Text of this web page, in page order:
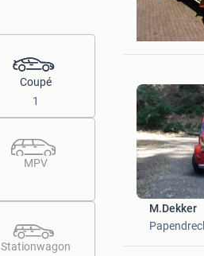
Coupé
1
MPV
Stationwagon
Station
Foxhol
M.Dekker